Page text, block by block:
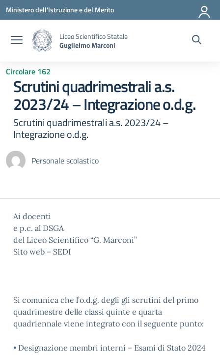
Vai ai contenuti
Vai al menu di navigazione
Vai al footer
Ministero dell'Istruzione e del Merito
Liceo Scientifico Statale
Guglielmo Marconi
Circolare 162
Scrutini quadrimestrali a.s.
2023/24 – Integrazione o.d.g.
Scrutini quadrimestrali a.s. 2023/24 –
Integrazione o.d.g.
Personale scolastico
Ai docenti
e p.c. al DSGA
del Liceo Scientifico “G. Marconi”
Sito web – SEDI
Si comunica che l’o.d.g. degli gli scrutini del primo
quadrimestre delle classi quinte e quarta
quadriennale viene integrato con il seguente punto:
• Designazione membri interni – Esami di Stato 2024